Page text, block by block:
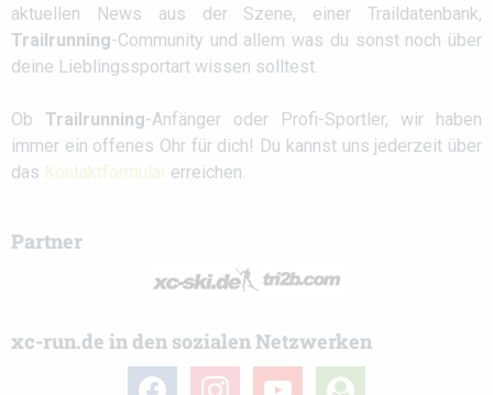
aktuellen News aus der Szene, einer Traildatenbank,
Trailrunning-Community und allem was du sonst noch über
deine Lieblingssportart wissen solltest.
Ob Trailrunning-Anfänger oder Profi-Sportler, wir haben
immer ein offenes Ohr für dich! Du kannst uns jederzeit über
das Kontaktformular erreichen.
Partner
xc-run.de in den sozialen Netzwerken
facebook instagramyoutube
user-